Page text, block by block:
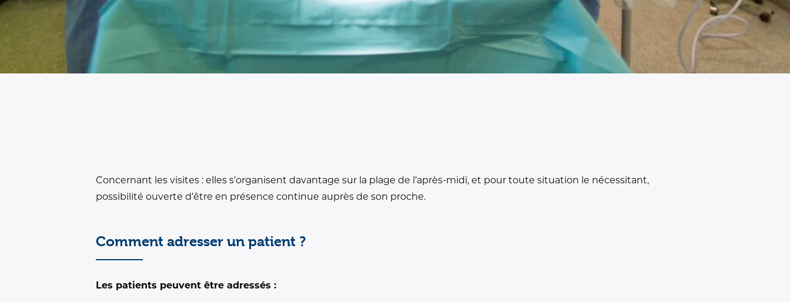
Concernant les visites : elles s’organisent davantage sur la plage de l’après-midi, et pour toute situation le nécessitant,
possibilité ouverte d’être en présence continue auprès de son proche.
Comment adresser un patient ?
Les patients peuvent être adressés :